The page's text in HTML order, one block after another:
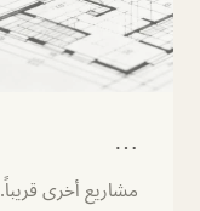
…
مشاريع أخرى قريباً.